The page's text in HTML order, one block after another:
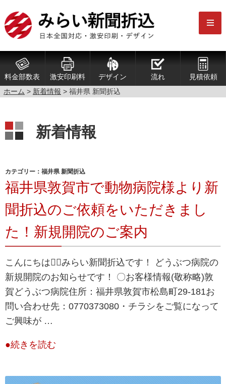
料金部数表 激安印刷料 デザイン 流れ
見積依頼
ホーム > 新着情報 > 福井県 新聞折込
新着情報
カテゴリー：福井県 新聞折込
福井県敦賀市で動物病院様より新
聞折込のご依頼をいただきまし
た！新規開院のご案内
こんにちは💁‍♀️みらい新聞折込です！ どうぶつ病院の
新規開院のお知らせです！ 〇お客様情報(敬称略)敦
賀どうぶつ病院住所：福井県敦賀市松島町29-181お
問い合わせ先：0770373080・チラシをご覧になって
ご興味が …
●続きを読む